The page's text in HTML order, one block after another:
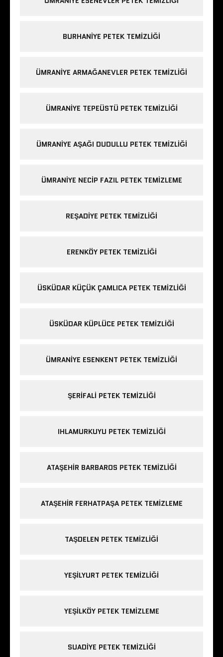
BURHANIYE PETEK TEMIZLIĞI
ÜMRANIYE ARMAĞANEVLER PETEK TEMIZLIĞI
ÜMRANIYE TEPEÜSTÜ PETEK TEMIZLIĞI
ÜMRANIYE AŞAĞI DUDULLU PETEK TEMIZLIĞI
ÜMRANIYE NECIP FAZIL PETEK TEMIZLEME
REŞADIYE PETEK TEMIZLIĞI
ERENKÖY PETEK TEMIZLIĞI
ÜSKÜDAR KÜÇÜK ÇAMLICA PETEK TEMIZLIĞI
ÜSKÜDAR KÜPLÜCE PETEK TEMIZLIĞI
ÜMRANIYE ESENKENT PETEK TEMIZLIĞI
ŞERIFALI PETEK TEMIZLIĞI
IHLAMURKUYU PETEK TEMIZLIĞI
ATAŞEHIR BARBAROS PETEK TEMIZLIĞI
ATAŞEHIR FERHATPAŞA PETEK TEMIZLEME
TAŞDELEN PETEK TEMIZLIĞI
YEŞILYURT PETEK TEMIZLIĞI
YEŞILKÖY PETEK TEMIZLEME
SUADIYE PETEK TEMIZLIĞI